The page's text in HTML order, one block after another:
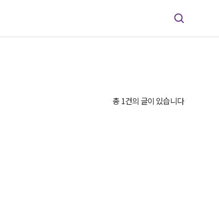
총 1건의 글이 있습니다